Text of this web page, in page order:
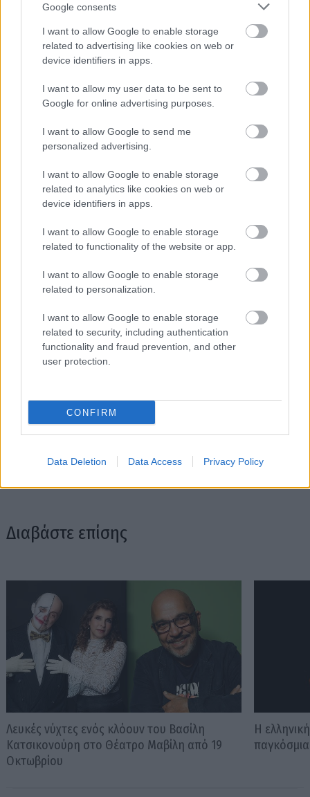
Google consents
I want to allow Google to enable storage
related to advertising like cookies on web or
device identifiers in apps.
I want to allow my user data to be sent to
Google for online advertising purposes.
I want to allow Google to send me
personalized advertising.
I want to allow Google to enable storage
related to analytics like cookies on web or
device identifiers in apps.
I want to allow Google to enable storage
related to functionality of the website or app.
I want to allow Google to enable storage
related to personalization.
I want to allow Google to enable storage
related to security, including authentication
functionality and fraud prevention, and other
user protection.
CONFIRM
Data Deletion Data Access Privacy Policy
in2life team
(μαζί με την έμπνευση) στα στενά της Αθήνας, κι από τότε
μέχρι σήμερα δεν έχει σταματήσει να μεγαλώνει.
Αμετανόητα περίεργη, θα πάει με την ίδια ευκολία σε
ημέρας, τα θέατρα της πόλης, τις παλαβομάρες του ίντερνετ
και τις τελευταίες τάσεις σε διατροφή και άσκηση. Υπόσχεται
πως μόνο ό,τι αξίζει γίνεται byte.
Διαβάστε επίσης
Λευκές νύχτες ενός κλόουν του Βασίλη
Κατσικονούρη στο Θέατρο Μαβίλη από 19
Οκτωβρίου
Η